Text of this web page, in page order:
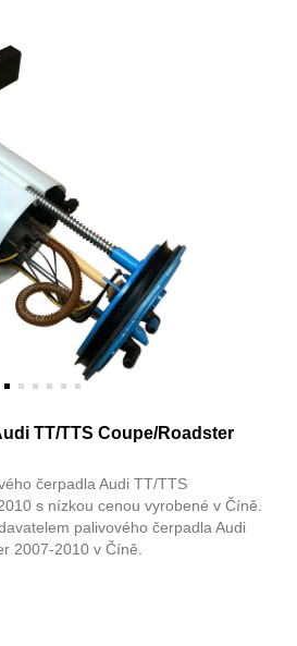
TT/TTS Coupe/Roadster
čerpadla Audi TT/TTS
s nízkou cenou vyrobené v Číně.
palivového čerpadla Audi
2007-2010 v Číně.